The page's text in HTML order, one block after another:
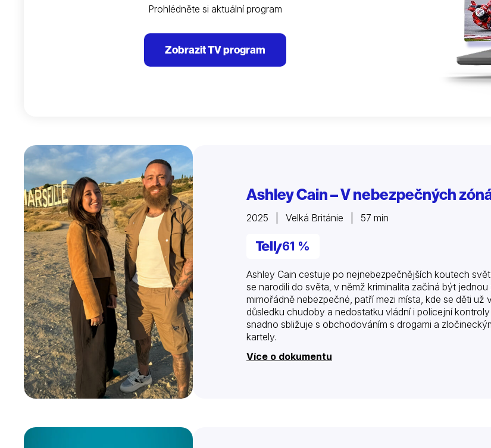
Prohlédněte si aktuální program
Zobrazit TV program
Ashley Cain – V nebezpečných
2025 | Velká Británie | 57 min
61 %
Ashley Cain cestuje po nejnebezpečnějších koutech
se narodili do světa, v němž kriminalita začíná být
mimořádně nebezpečné, patří mezi místa, kde se děti
důsledku chudoby a nedostatku vládní i policejní
snadno sbližuje s obchodováním s drogami a
kartely.
Více o dokumentu